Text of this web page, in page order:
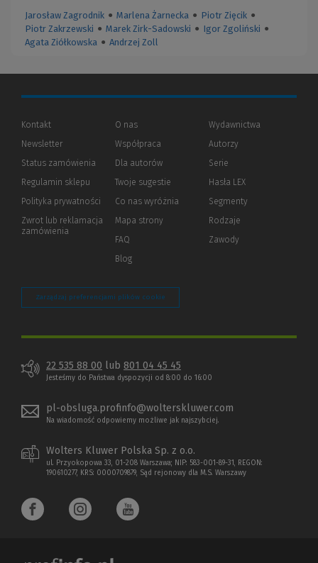
Jarosław Zagrodnik ● Marlena Żarnecka ● Piotr Zięcik ●
Piotr Zakrzewski ● Marek Zirk-Sadowski ● Igor Zgoliński ●
Agata Ziółkowska ● Andrzej Zoll
Kontakt
Newsletter
Status zamówienia
Regulamin sklepu
Polityka prywatności (Nowe
(Link
innej
Zwrot lub reklamacja
zamówienia
O nas
Współpraca
Dla autorów(Nowe
(Link
innej
strony)
Twoje sugestie
Co nas wyróżnia
Mapa strony
FAQ
Blog
Wydawnictwa
Autorzy
Serie
Hasła LEX
Segmenty
Rodzaje
Zawody
Zarządzaj preferencjami plików cookie
22 535 88 00 lub 801 04 45 45
Jesteśmy do Państwa dyspozycji od 8:00 do 16:00
pl-obsluga.profinfo@wolterskluwer.com
Na wiadomość odpowiemy możliwe jak najszybciej.
Wolters Kluwer Polska Sp. z o.o.
ul. Przyokopowa 33, 01-208 Warszawa; NIP: 583-001-89-31, REGON:
190610277, KRS: 0000709879, Sąd rejonowy dla M.S. Warszawy